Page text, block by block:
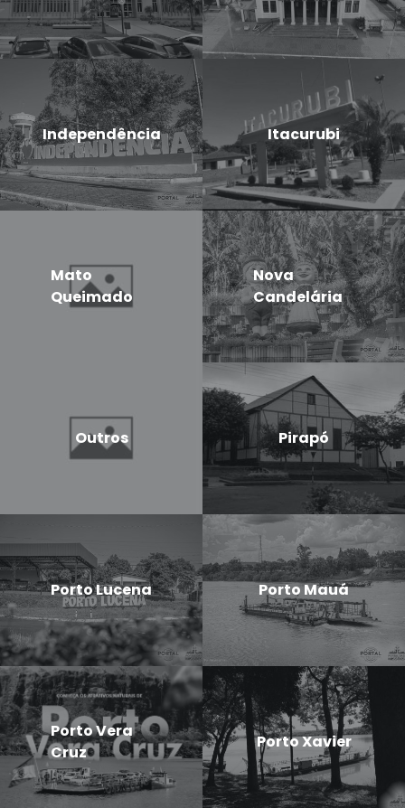
Independência Itacurubi
Mato
Queimado
Nova
Candelária
Outros Pirapó
Porto Lucena Porto Mauá
Porto Vera
Cruz
Porto Xavier